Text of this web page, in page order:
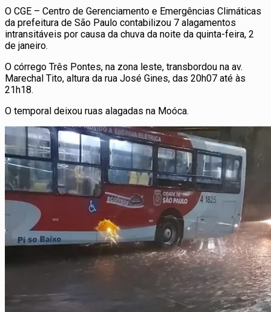
O CGE – Centro de Gerenciamento e Emergências Climáticas
da prefeitura de São Paulo contabilizou 7 alagamentos
intransitáveis por causa da chuva da noite da quinta-feira, 2
de janeiro.
O córrego Três Pontes, na zona leste, transbordou na av.
Marechal Tito, altura da rua José Gines, das 20h07 até às
21h18.
O temporal deixou ruas alagadas na Moóca.